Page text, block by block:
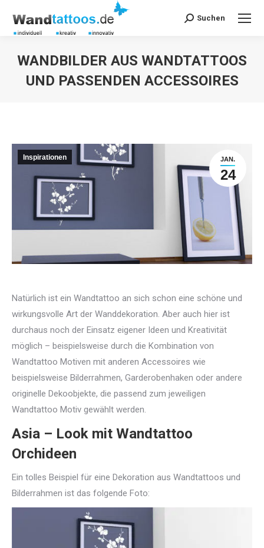
Search:
Suchen
WANDBILDER AUS WANDTATTOOS
UND PASSENDEN ACCESSOIRES
JAN.
24
Inspirationen
Natürlich ist ein Wandtattoo an sich schon eine schöne und
wirkungsvolle Art der Wanddekoration. Aber auch hier ist
durchaus noch der Einsatz eigener Ideen und Kreativität
möglich – beispielsweise durch die Kombination von
Wandtattoo Motiven mit anderen Accessoires wie
beispielsweise Bilderrahmen, Garderobenhaken oder andere
originelle Dekoobjekte, die passend zum jeweiligen
Wandtattoo Motiv gewählt werden.
Asia – Look mit Wandtattoo
Orchideen
Ein tolles Beispiel für eine Dekoration aus Wandtattoos und
Bilderrahmen ist das folgende Foto: